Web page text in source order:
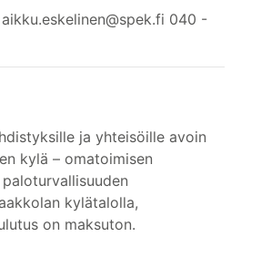
040 -
ja yhteisöille avoin
kylä – omatoimisen
kylätalolla,
on maksuton.